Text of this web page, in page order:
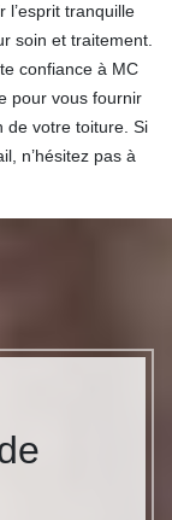
l’esprit tranquille
soin et traitement.
confiance à MC
pour vous fournir
de votre toiture. Si
n’hésitez pas à